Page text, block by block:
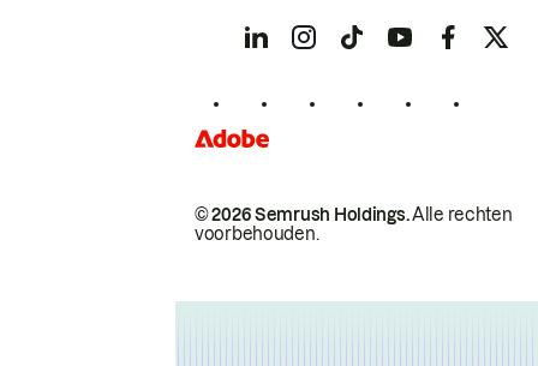
© 2026 Semrush Holdings.Alle rechten
voorbehouden.